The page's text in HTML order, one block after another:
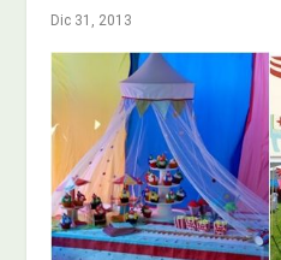
Dic 31, 2013